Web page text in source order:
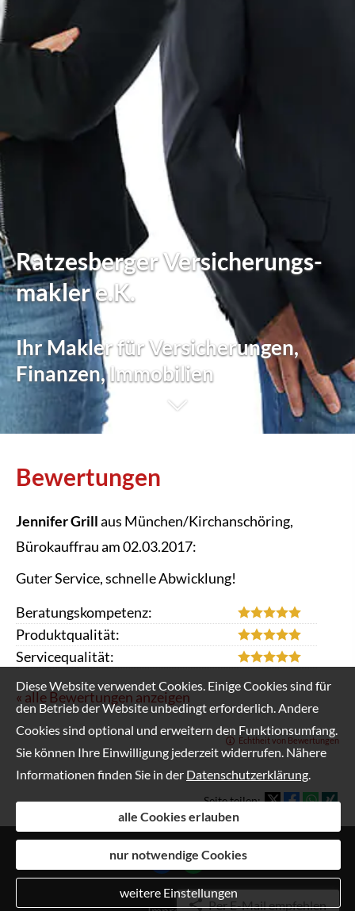
Ratzesberger Ver­sicherungs­
makler e.K.
Ihr Makler für Versicherungen,
Finanzen, Immobilien
Bewertungen
Jennifer Grillaus München/Kirchanschöring,
Bürokauffrauam 02.03.2017:
Guter Service, schnelle Abwicklung!
Beratungskompetenz:
Produktqualität:
Servicequalität:
« alle Bewertungen anzeigen
Echtheit von Bewertungen
Seite teilen:
Diese Website verwendet Cookies. Einige Cookies sind für
den Betrieb der Website unbedingt erforderlich. Andere
Cookies sind optional und erweitern den Funktionsumfang.
Sie können Ihre Einwilligung jederzeit widerrufen. Nähere
Informationen finden Sie in der Datenschutzerklärung.
alle Cookies erlauben
nur notwendige Cookies
weitere Einstellungen
Per E-Mail empfehlen